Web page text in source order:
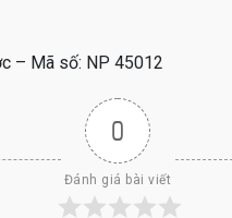
– Mã số: NP 45012
0
Đánh giá bài viết